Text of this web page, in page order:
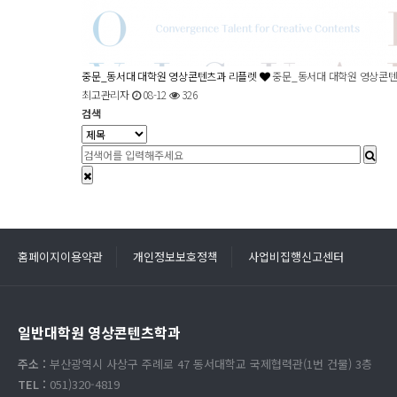
중문_동서대 대학원 영상콘텐츠과 리플렛
중문_동서대 대학원 영상콘
최고관리자
08-12
326
검색
홈페이지이용약관 개인정보보호정책 사업비집행신고센터
일반대학원 영상콘텐츠학과
주소 : 부산광역시 사상구 주례로 47 동서대학교 국제협력관(1번 건물) 3층
TEL : 051)320-4819